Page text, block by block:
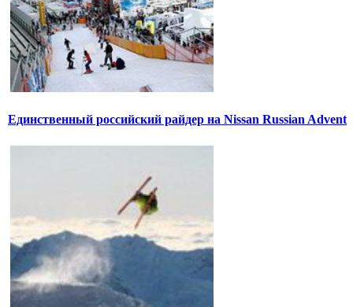
Единственный российский райдер на Nissan Russian Advent